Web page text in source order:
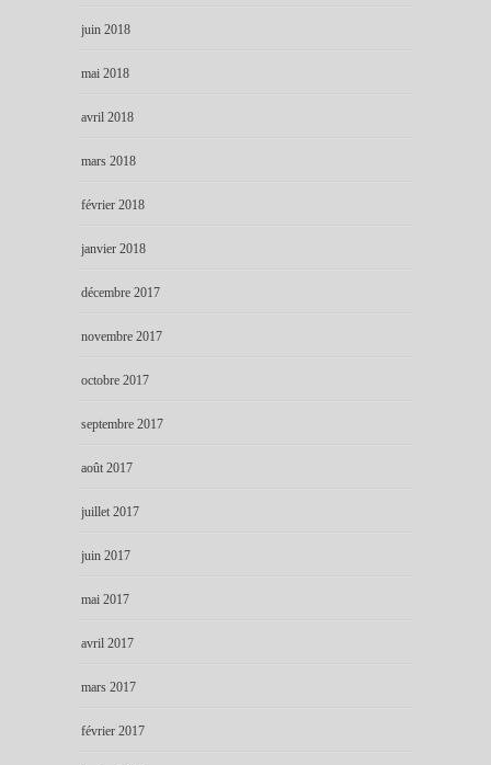
juin 2018
mai 2018
avril 2018
mars 2018
février 2018
janvier 2018
décembre 2017
novembre 2017
octobre 2017
septembre 2017
août 2017
juillet 2017
juin 2017
mai 2017
avril 2017
mars 2017
février 2017